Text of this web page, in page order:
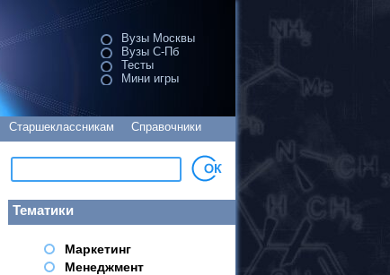
Вузы Москвы
Вузы С-Пб
Тесты
Мини игры
Старшеклассникам Справочники
Тематики
Маркетинг
Менеджмент